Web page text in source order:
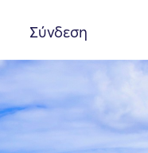
Σύνδεση